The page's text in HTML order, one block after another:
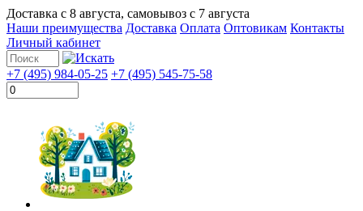
Доставка с 8 августа, самовывоз с 7 августа
Наши преимущества Доставка Оплата Оптовикам Контакты
Личный кабинет
+7 (495) 984-05-25 +7 (495) 545-75-58